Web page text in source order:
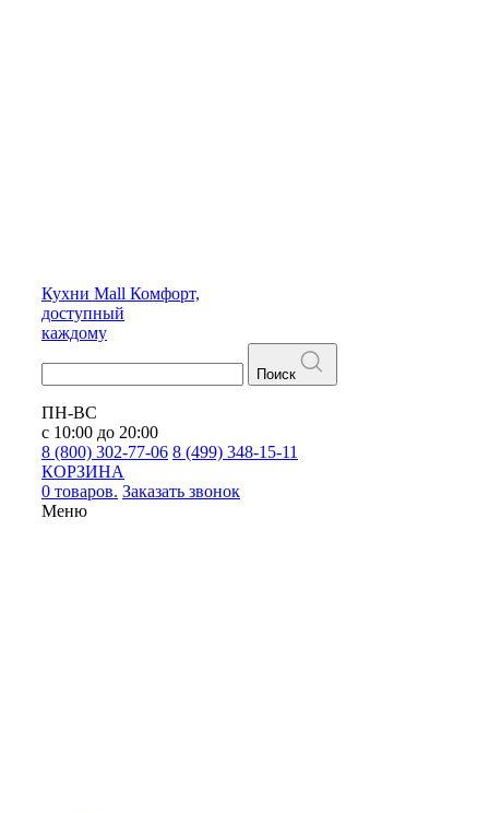
Кухни Mall Комфорт,
доступный
каждому
Поиск
ПН-ВС
с 10:00 до 20:00
8 (800) 302-77-06 8 (499) 348-15-11
КОРЗИНА
0 товаров. Заказать звонок
Меню